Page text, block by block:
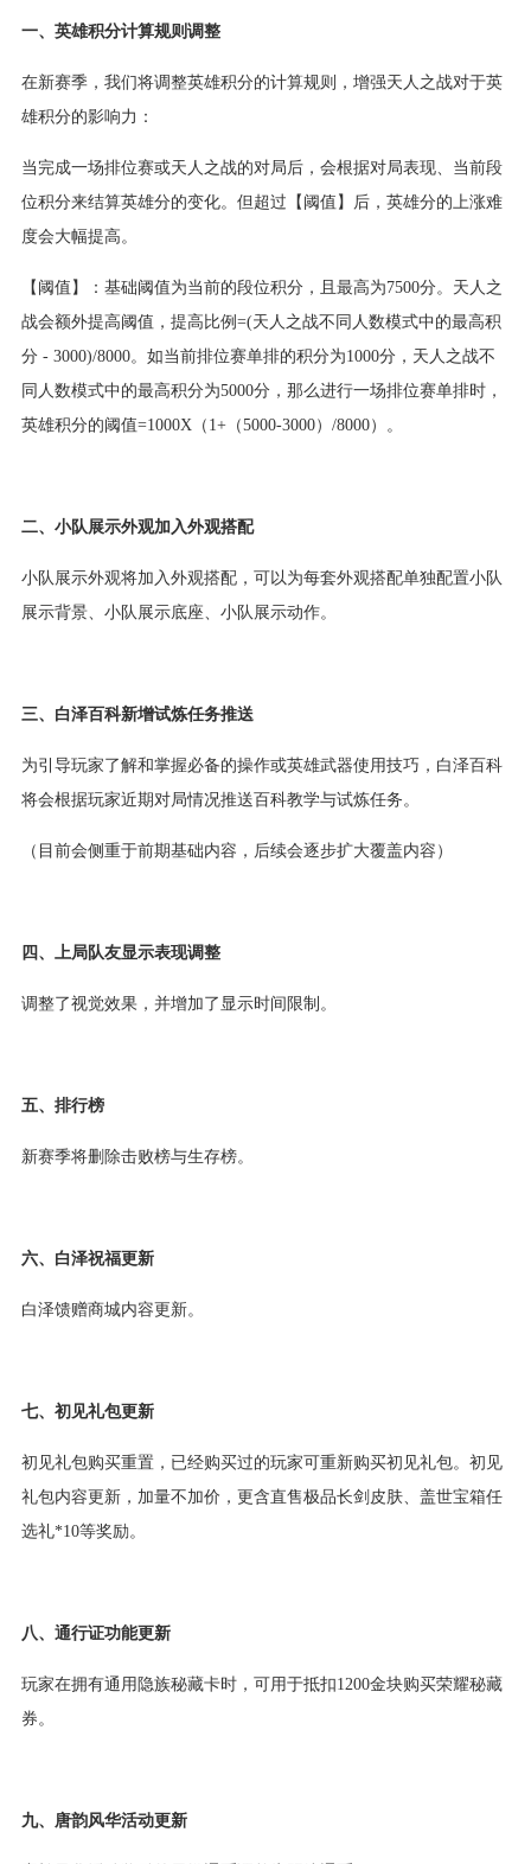
一、英雄积分计算规则调整
在新赛季，我们将调整英雄积分的计算规则，增强天人之战对于英
雄积分的影响力：
当完成一场排位赛或天人之战的对局后，会根据对局表现、当前段
位积分来结算英雄分的变化。但超过【阈值】后，英雄分的上涨难
度会大幅提高。
【阈值】：基础阈值为当前的段位积分，且最高为7500分。天人之
战会额外提高阈值，提高比例=(天人之战不同人数模式中的最高积
分 - 3000)/8000。如当前排位赛单排的积分为1000分，天人之战不
同人数模式中的最高积分为5000分，那么进行一场排位赛单排时，
英雄积分的阈值=1000X（1+（5000-3000）/8000）。
二、小队展示外观加入外观搭配
小队展示外观将加入外观搭配，可以为每套外观搭配单独配置小队
展示背景、小队展示底座、小队展示动作。
三、白泽百科新增试炼任务推送
为引导玩家了解和掌握必备的操作或英雄武器使用技巧，白泽百科
将会根据玩家近期对局情况推送百科教学与试炼任务。
（目前会侧重于前期基础内容，后续会逐步扩大覆盖内容）
四、上局队友显示表现调整
调整了视觉效果，并增加了显示时间限制。
五、排行榜
新赛季将删除击败榜与生存榜。
六、白泽祝福更新
白泽馈赠商城内容更新。
七、初见礼包更新
初见礼包购买重置，已经购买过的玩家可重新购买初见礼包。初见
礼包内容更新，加量不加价，更含直售极品长剑皮肤、盖世宝箱任
选礼*10等奖励。
八、通行证功能更新
玩家在拥有通用隐族秘藏卡时，可用于抵扣1200金块购买荣耀秘藏
券。
九、唐韵风华活动更新